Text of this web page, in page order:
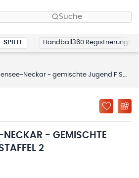
Suche
SPIELE Handball360 Registrierung
Neckar - gemischte Jugend F Staffel 2
NECKAR - GEMISCHTE
2